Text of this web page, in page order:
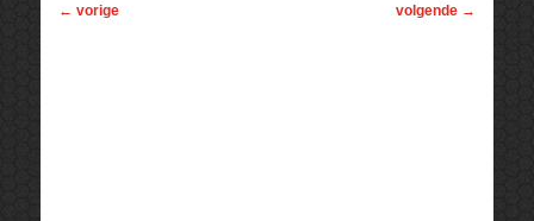
← vorige volgende →